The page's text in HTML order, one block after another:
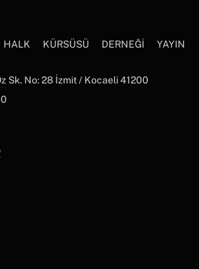
KÜRSÜSÜ DERNEĞİ YAYIN
Sk. No: 28 İzmit / Kocaeli 41200